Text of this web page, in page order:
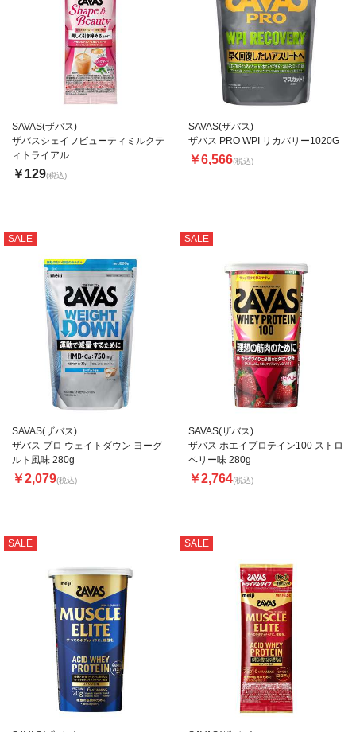
SAVAS(ザバス)
ザバスシェイフビューティミルクテ
ィトライアル
￥129(税込)
SAVAS(ザバス)
ザバス PRO WPI リカバリー1020G
￥6,566(税込)
SALE
SAVAS(ザバス)
ザバス プロ ウェイトダウン ヨーグ
ルト風味 280g
￥2,079(税込)
SALE
SAVAS(ザバス)
ザバス ホエイプロテイン100 ストロ
ベリー味 280g
￥2,764(税込)
SALE SALE